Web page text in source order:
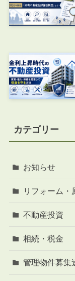
カテゴリー
お知らせ
リフォーム・
不動産投資
相続・税金
管理物件募集